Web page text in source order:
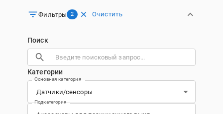
Фильтры 2 Очистить
Поиск
Категории
Основная категория
Подкатегория